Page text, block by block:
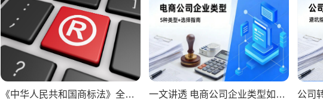
《中华人民共和国商标法》全文（2026年6月26日修订） 一文讲透 电商公司企业类型如何选择？5种类型+决策指南，帮你找到适合的那一个